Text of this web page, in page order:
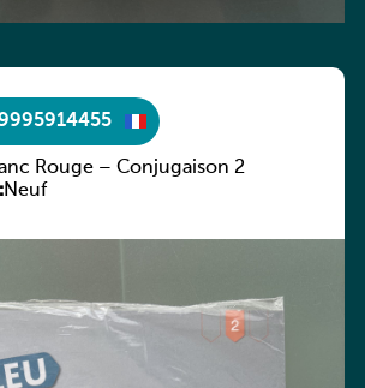
Rouge – Conjugaison 2
Neuf